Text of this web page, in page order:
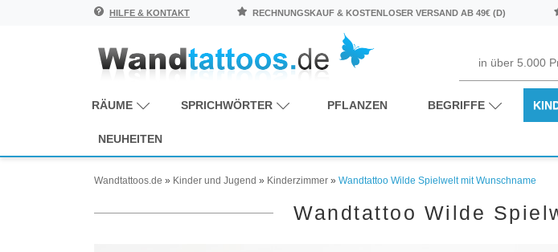
HILFE & KONTAKT RECHNUNGSKAUF & KOSTENLOSER VERSAND AB 49€ (D)
RÄUME SPRICHWÖRTER PFLANZEN BEGRIFFE
NEUHEITEN
Wandtattoos.de » Kinder und Jugend » Kinderzimmer » Wandtattoo Wilde Spielwelt mit Wunschname
Wandtattoo Wilde